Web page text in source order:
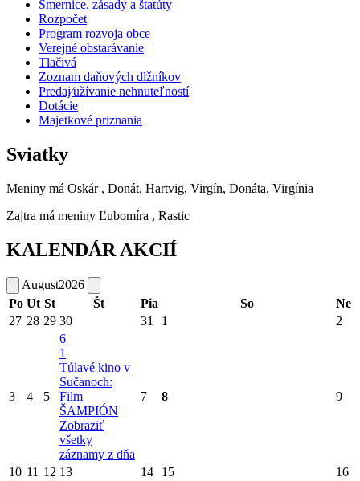
Smernice, zásady a štatúty
Rozpočet
Program rozvoja obce
Verejné obstarávanie
Tlačivá
Zoznam daňových dlžníkov
Predaj⁄užívanie nehnuteľností
Dotácie
Majetkové priznania
Sviatky
Meniny má Oskár , Donát, Hartvig, Virgín, Donáta, Virgínia
Zajtra má meniny Ľubomíra , Rastic
KALENDÁR AKCIÍ
August2026
Po Ut St Št Pia So
Ne
27 28 29 30 31 1 2
3 4 5
6
1
Túlavé kino v
Sučanoch:
Film
ŠAMPIÓN
Zobraziť
všetky
záznamy z dňa
7 8 9
10 11 12 13 14 15
16